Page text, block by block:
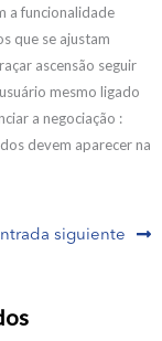
a funcionalidade
que se ajustam
ascensão seguir
mesmo ligado
a negociação :
devem aparecer na
siguiente